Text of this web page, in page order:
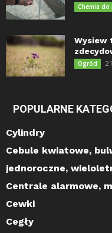
Chemia do
Wysiew
Ogród
POPULARNE
Cylindry
Cebule kwiatowe,
jednoroczne,
Centrale alarmowe,
Cewki
Cegły